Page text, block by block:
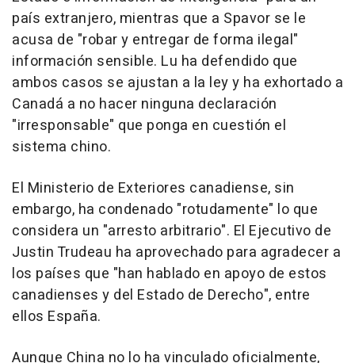
país extranjero, mientras que a Spavor se le
acusa de "robar y entregar de forma ilegal"
información sensible. Lu ha defendido que
ambos casos se ajustan a la ley y ha exhortado a
Canadá a no hacer ninguna declaración
"irresponsable" que ponga en cuestión el
sistema chino.
El Ministerio de Exteriores canadiense, sin
embargo, ha condenado "rotudamente" lo que
considera un "arresto arbitrario". El Ejecutivo de
Justin Trudeau ha aprovechado para agradecer a
los países que "han hablado en apoyo de estos
canadienses y del Estado de Derecho", entre
ellos España.
Aunque China no lo ha vinculado oficialmente,